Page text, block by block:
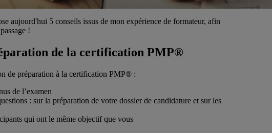
aujourd'hui 5 conseils issus de mon expérience de formateur, afin
!
de la certification PMP®
de préparation à la certification PMP® :
de l’examen
: sur la préparation de votre dossier de candidature et sur les
qui ont le même objectif que vous